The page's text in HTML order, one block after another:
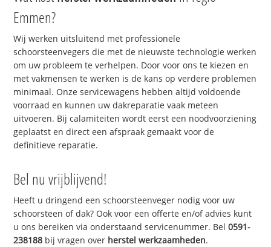
Emmen?
Wij werken uitsluitend met professionele
schoorsteenvegers die met de nieuwste technologie werken
om uw probleem te verhelpen. Door voor ons te kiezen en
met vakmensen te werken is de kans op verdere problemen
minimaal. Onze servicewagens hebben altijd voldoende
voorraad en kunnen uw dakreparatie vaak meteen
uitvoeren. Bij calamiteiten wordt eerst een noodvoorziening
geplaatst en direct een afspraak gemaakt voor de
definitieve reparatie.
Bel nu vrijblijvend!
Heeft u dringend een schoorsteenveger nodig voor uw
schoorsteen of dak? Ook voor een offerte en/of advies kunt
u ons bereiken via onderstaand servicenummer. Bel0591-
238188 bij vragen over herstel werkzaamheden.